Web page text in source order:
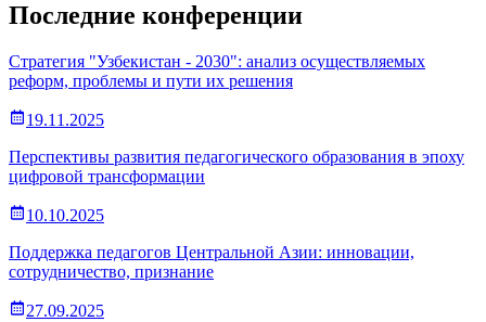
Последние конференции
Стратегия "Узбекистан - 2030": анализ осуществляемых
реформ, проблемы и пути их решения
19.11.2025
Перспективы развития педагогического образования в эпоху
цифровой трансформации
10.10.2025
Поддержка педагогов Центральной Азии: инновации,
сотрудничество, признание
27.09.2025